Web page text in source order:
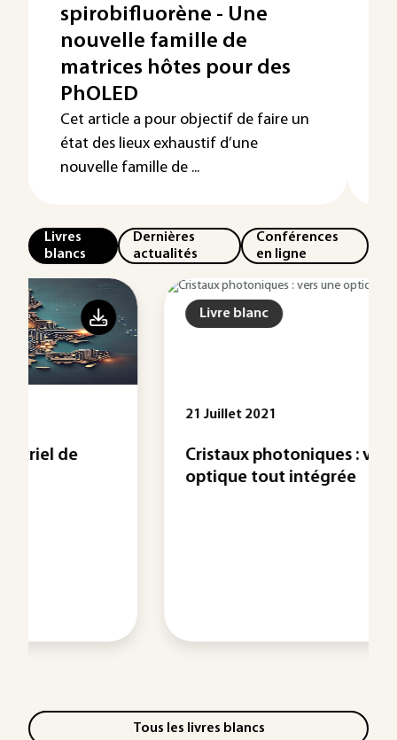
spirobifluorène - Une
nouvelle famille de
matrices hôtes pour des
PhOLED
Cet article a pour objectif de faire un
état des lieux exhaustif d’une
nouvelle famille de ...
Livres
blancs
Dernières
actualités
Conférences
en ligne
Livre blanc
Cristaux photoniques : vers une
optique tout intégrée
Tous les livres blancs